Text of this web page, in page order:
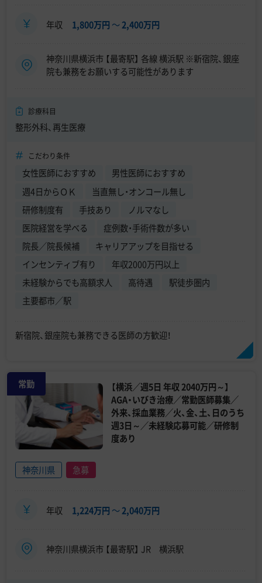
年収 1,800万円 〜2,400万円
神奈川県横浜市 【最寄駅】 各線 横浜駅 ※新宿院、銀座
院も兼務をお願いする可能性があります
診療科目
整形外科、再生医療
こだわり条件
女性医師におすすめ
男性医師におすすめ
週4日からＯＫ
当直無し・オンコール無し
研修制度有
手技あり
ノルマなし
医院経営を学べる
症例数・手術件数が多い
院長／院長候補
キャリアアップを目指せる
インセンティブ有り
年収2000万円以上
未経験からでも高額求人
高待遇
駅徒歩圏内
主要都市／駅
新宿院、銀座院も兼務できる医師の方歓迎！
常勤
【横浜／週5日 年収 2040万円～】
AGA・いびき治療／常勤医師募集／
外来、採血業務／火、金、土、日のうち
週3日～／未経験応募可能／研修制
度あり
神奈川県 急募
年収 1,224万円 〜2,040万円
神奈川県横浜市 【最寄駅】 JR 横浜駅